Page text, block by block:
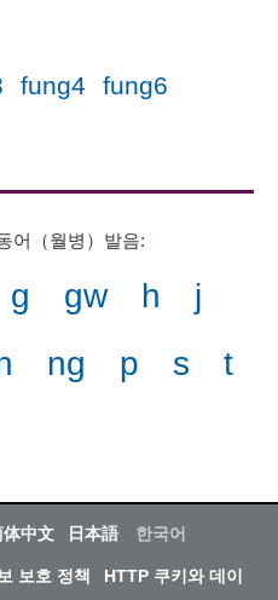
fung4
fung6
어（월병）발음:
g gw h
j
ng p s
t
体中文 日本語 한국어
보호 정책
HTTP 쿠키와 데이